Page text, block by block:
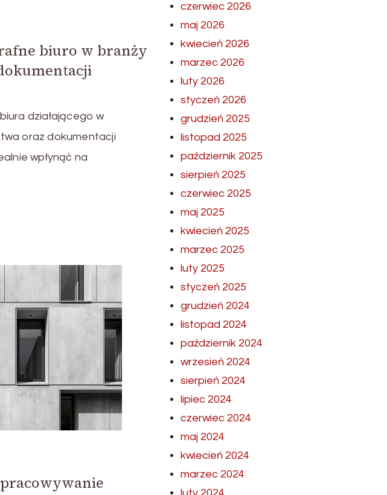
biuro w branży
działającego w
oraz dokumentacji
wpłynąć na
czerwiec 2026
maj 2026
kwiecień 2026
marzec 2026
luty 2026
styczeń 2026
grudzień 2025
listopad 2025
październik 2025
sierpień 2025
czerwiec 2025
maj 2025
kwiecień 2025
marzec 2025
luty 2025
styczeń 2025
grudzień 2024
listopad 2024
październik 2024
wrzesień 2024
sierpień 2024
lipiec 2024
czerwiec 2024
maj 2024
kwiecień 2024
marzec 2024